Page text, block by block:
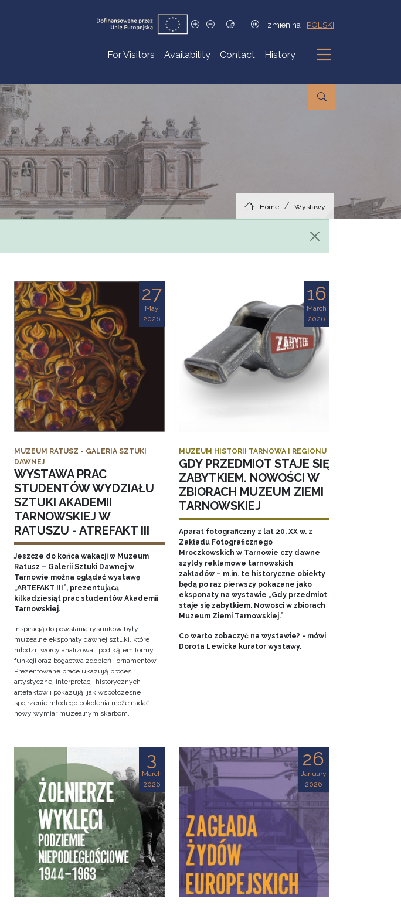
zmień na POLSKI
For Visitors Availability Contact History
Submenu
Home Wystawy
27
May
2026
MUZEUM RATUSZ - GALERIA SZTUKI
DAWNEJ
WYSTAWA PRAC
STUDENTÓW WYDZIAŁU
SZTUKI AKADEMII
TARNOWSKIEJ W
RATUSZU - ATREFAKT III
Jeszcze do końca wakacji w Muzeum
Ratusz – Galerii Sztuki Dawnej w
Tarnowie można oglądać wystawę
„ARTEFAKT III”, prezentującą
kilkadziesiąt prac studentów Akademii
Tarnowskiej.
Inspiracją do powstania rysunków były
muzealne eksponaty dawnej sztuki, które
młodzi twórcy analizowali pod kątem formy,
funkcji oraz bogactwa zdobień i ornamentów.
Prezentowane prace ukazują proces
artystycznej interpretacji historycznych
artefaktów i pokazują, jak współczesne
spojrzenie młodego pokolenia może nadać
nowy wymiar muzealnym skarbom.
16
March
2026
MUZEUM HISTORII TARNOWA I REGIONU
GDY PRZEDMIOT STAJE SIĘ
ZABYTKIEM. NOWOŚCI W
ZBIORACH MUZEUM ZIEMI
TARNOWSKIEJ
Aparat fotograficzny z lat 20. XX w. z
Zakładu Fotograficznego
Mroczkowskich w Tarnowie czy dawne
szyldy reklamowe tarnowskich
zakładów – m.in. te historyczne obiekty
będą po raz pierwszy pokazane jako
eksponaty na wystawie „Gdy przedmiot
staje się zabytkiem. Nowości w zbiorach
Muzeum Ziemi Tarnowskiej.”
Co warto zobaczyć na wystawie? - mówi
Dorota Lewicka kurator wystawy.
3
March
2026
26
January
2026